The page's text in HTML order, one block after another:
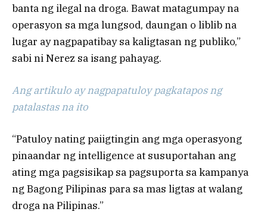
banta ng ilegal na droga. Bawat matagumpay na
operasyon sa mga lungsod, daungan o liblib na
lugar ay nagpapatibay sa kaligtasan ng publiko,”
sabi ni Nerez sa isang pahayag.
Ang artikulo ay nagpapatuloy pagkatapos ng
patalastas na ito
“Patuloy nating paiigtingin ang mga operasyong
pinaandar ng intelligence at susuportahan ang
ating mga pagsisikap sa pagsuporta sa kampanya
ng Bagong Pilipinas para sa mas ligtas at walang
droga na Pilipinas.”